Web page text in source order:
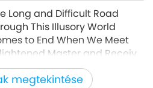
megtekintése
Long and Difficult Road
This Illusory World
to End When We Meet
Master and Receive
2026-08-06 1070